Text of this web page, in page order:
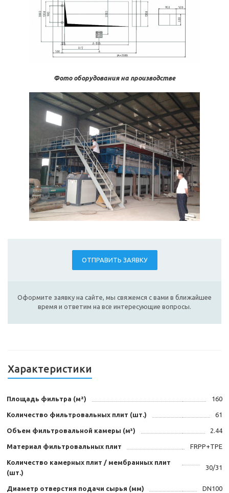
Фото оборудования на производстве
ОТПРАВИТЬ ЗАЯВКУ
Оформите заявку на сайте, мы свяжемся с вами в ближайшее
время и ответим на все интересующие вопросы.
Характеристики
Площадь фильтра (м²) 160
Количество фильтровальных плит (шт.) 61
Объем фильтровальной камеры (м³) 2.44
Материал фильтровальных плит FRPP+TPE
Количество камерных плит / мембранных плит
(шт.)
30/31
Диаметр отверстия подачи сырья (мм) DN100